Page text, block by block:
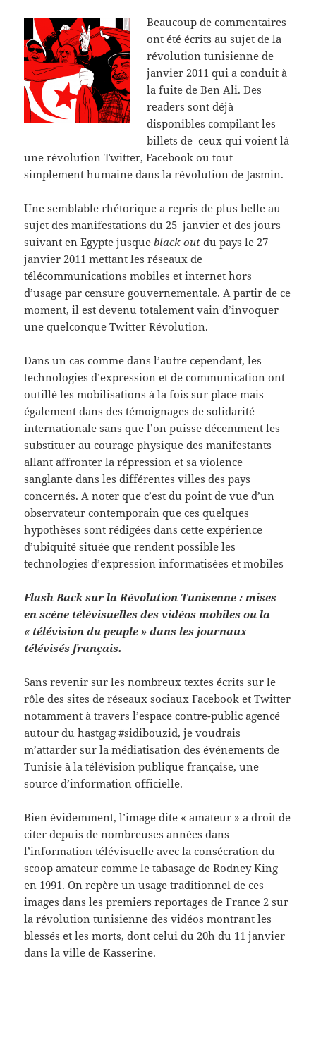
Beaucoup de commentaires
ont été écrits au sujet de la
révolution tunisienne de
janvier 2011 qui a conduit à
la fuite de Ben Ali.Des
readers sont déjà
disponibles compilant les
billets de ceux qui voient là
une révolution Twitter, Facebook ou tout
simplement humaine dans la révolution de Jasmin.
Une semblable rhétorique a repris de plus belle au
sujet des manifestations du 25 janvier et des jours
suivant en Egypte jusque black outdu pays le 27
janvier 2011 mettant les réseaux de
télécommunications mobiles et internet hors
d’usage par censure gouvernementale. A partir de ce
moment, il est devenu totalement vain d’invoquer
une quelconque Twitter Révolution.
Dans un cas comme dans l’autre cependant, les
technologies d’expression et de communication ont
outillé les mobilisations à la fois sur place mais
également dans des témoignages de solidarité
internationale sans que l’on puisse décemment les
substituer au courage physique des manifestants
allant affronter la répression et sa violence
sanglante dans les différentes villes des pays
concernés. A noter que c’est du point de vue d’un
observateur contemporain que ces quelques
hypothèses sont rédigées dans cette expérience
d’ubiquité située que rendent possible les
technologies d’expression informatisées et mobiles
Flash Back sur la Révolution Tunisenne : mises
en scène télévisuelles des vidéos mobiles ou la
« télévision du peuple » dans les journaux
télévisés français.
Sans revenir sur les nombreux textes écrits sur le
rôle des sites de réseaux sociaux Facebook et Twitter
notamment à traversl’espace contre-public agencé
autour du hastgag #sidibouzid, je voudrais
m’attarder sur la médiatisation des événements de
Tunisie à la télévision publique française, une
source d’information officielle.
Bien évidemment, l’image dite « amateur » a droit de
citer depuis de nombreuses années dans
l’information télévisuelle avec la consécration du
scoop amateur comme le tabasage de Rodney King
en 1991. On repère un usage traditionnel de ces
images dans les premiers reportages de France 2 sur
la révolution tunisienne des vidéos montrant les
blessés et les morts, dont celui du20h du 11 janvier
dans la ville de Kasserine.